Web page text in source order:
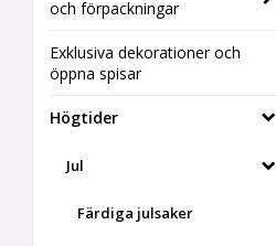
och förpackningar
Exklusiva dekorationer och
öppna spisar
Högtider
Jul
Färdiga julsaker